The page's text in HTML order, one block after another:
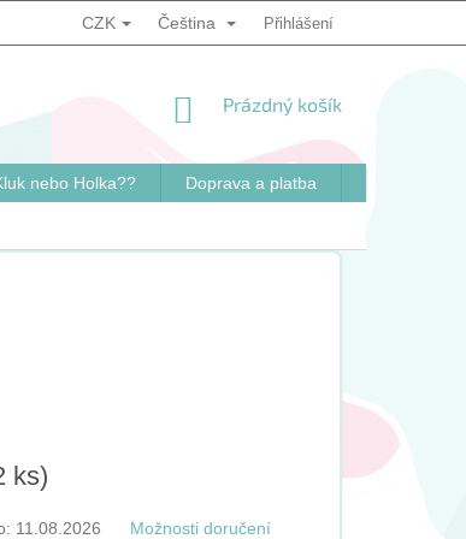
PODMÍNKY OCHRANY OSOBNÍCH ÚDAJŮ
CZK Čeština Přihlášení
NÁKUPNÍ
Prázdný košík
nebo Holka?? Doprava a platba
ks)
11.08.2026 Možnosti doručení